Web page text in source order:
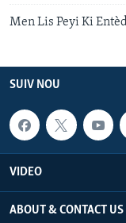
Men Lis Peyi Ki
SUIV NOU
VIDEO
ABOUT & CONTACT US